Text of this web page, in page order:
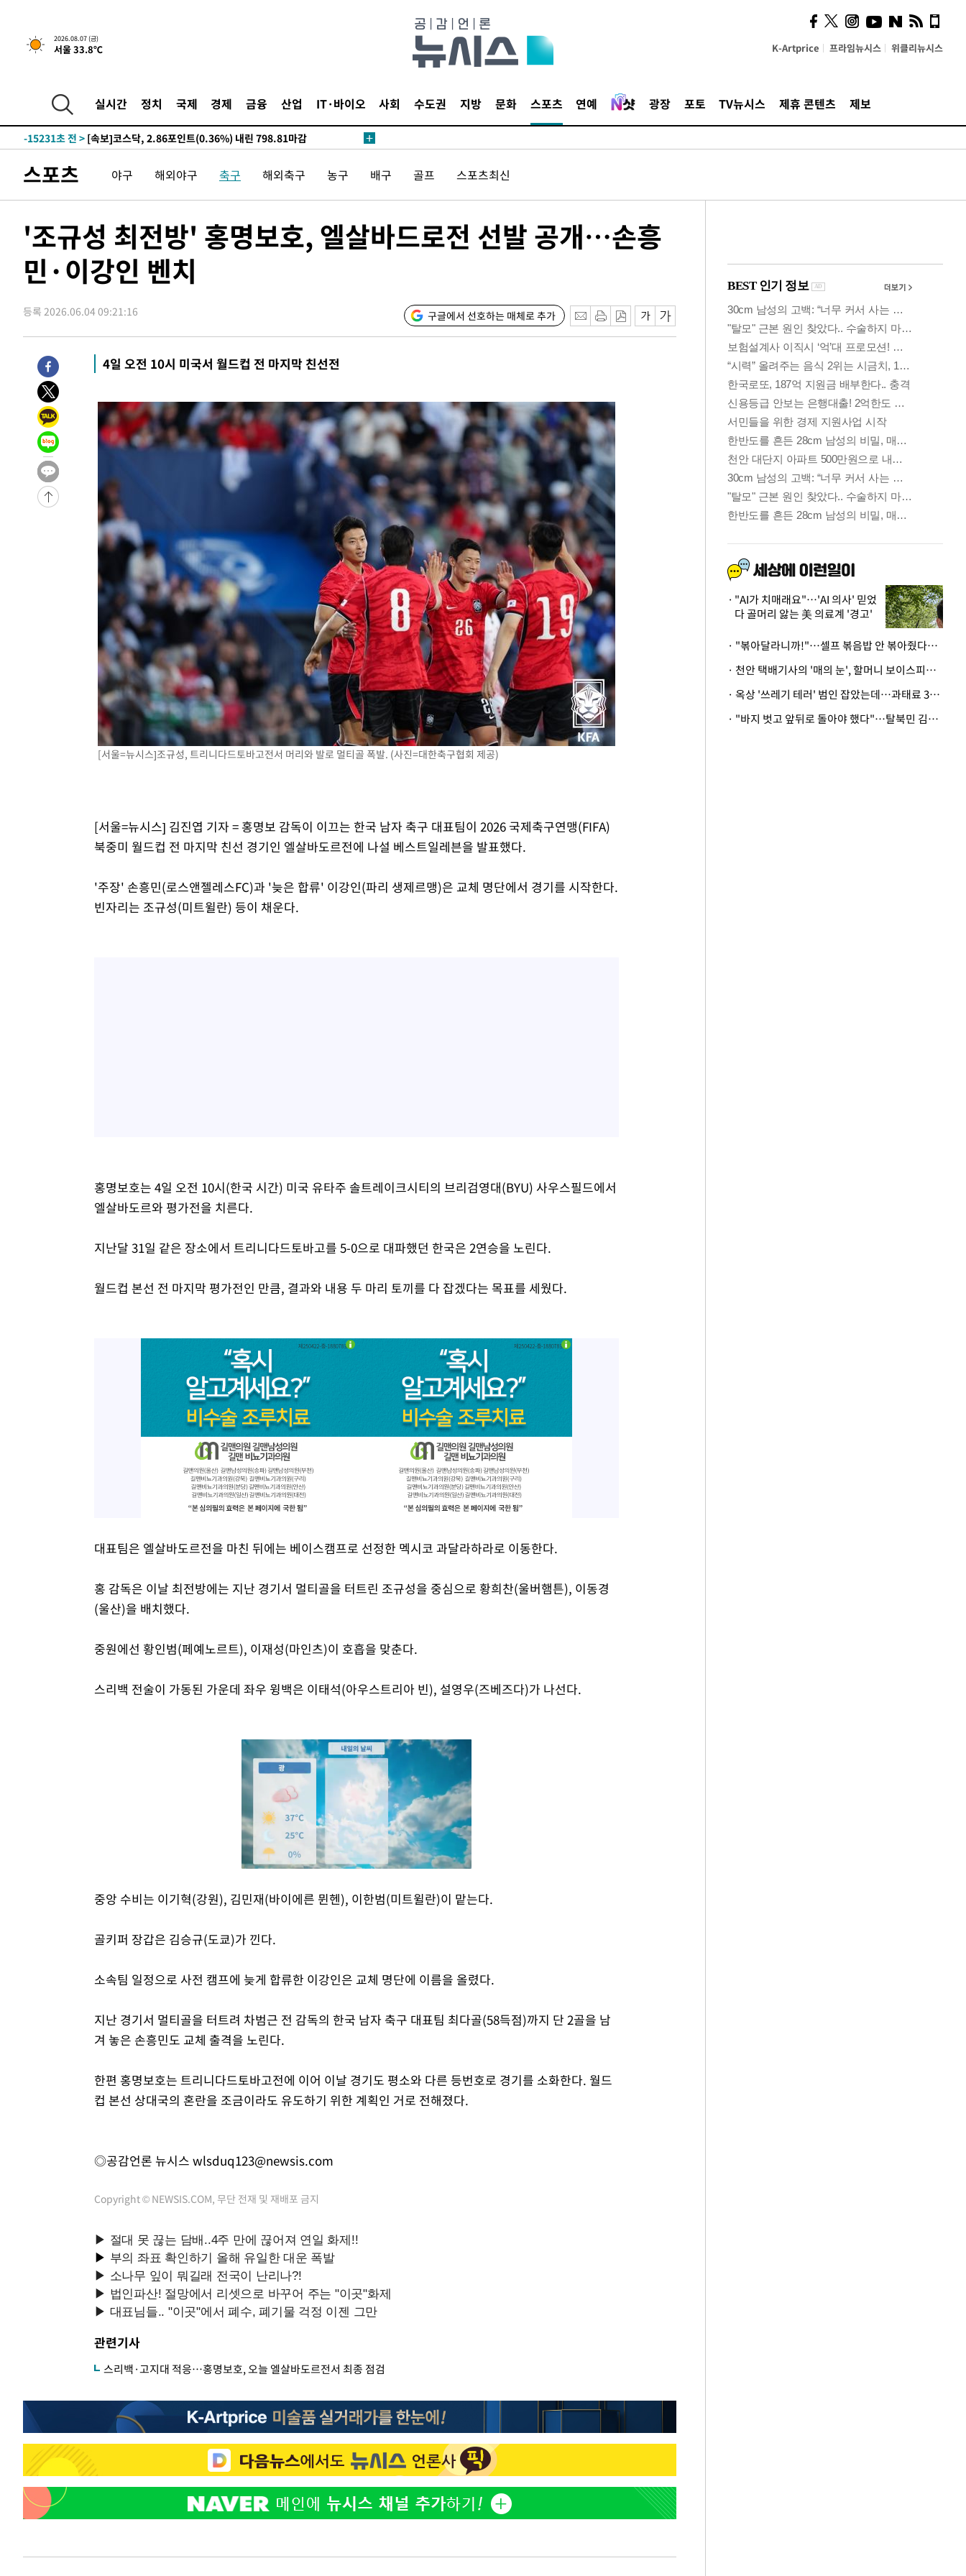
2026.08.07 (금)
서울 33.8℃ K-Artprice 프라임뉴시스 위클리뉴시스
실시간 정치 국제 경제 금융 산업 IT·바이오 사회 수도권 지방 문화 스포츠 연예 광장 포토 TV뉴시스 제휴 콘텐츠 제보
선포
-23111초 전 >[단독]중수청 지원 검사들, 정원 초과 시 낮은 계급 임용…희망지 못
갈 수도
-21082초 전 >낮 최고 37도 찜통더위…곳곳 소나기·강원 많은 비[내일날씨]
-16244초 전 >
여자배구 이재영·이다영 자매, 아제르바이잔 투란VC 입단
-15497초 전 >
-15231초 전 > [속보]코스닥, 2.86포인트(0.36%) 내린 798.81마감
-15164초 전 >
[속보]원·달러 환율, 7.7원 내린 1416.1원 마감
-15053초 전 >[속보] 노원서 40.1도 관측…서울, 2018년 이후 첫 40도
-11016초 전 >외신들도 주목한 韓축구 파문…"국민적 공분에 수사 재개"
-10987초 전 >11시간 압수수색에 성접대 파문까지…'쑥대밭' 된 축구협회
-10009초 전 >
[속보]규제합리화위원회 부위원장에 김태유 서울대 공대 교수…이
-1692초 전 >[속보] 7월 중국 수출 23.9%↑ 수입 27.5%↑…무역총액 25.3%↑
19분 전 >[속보]'채상병 순직 책임' 임성근, 항소심도 징역 3년
21분 전 >
[속보]종합특검, '관저이전 봐주기 감사' 유병호 구속기소
-31636초 전 >
운드는 임시"
-23204초 전 >
"낮 기온 소폭 하락"…수도권 폭염중대경보, 폭염경보로 하향
-23168초 전 >
[속보]이 대통령, '호우피해' 안동·의성 관할 4개 면 특별재난지역
선포
-23131초 전 >
[단독]중수청 지원 검사들, 정원 초과 시 낮은 계급 임용…희망지 못
갈 수도
-21102초 전 >
낮 최고 37도 찜통더위…곳곳 소나기·강원 많은 비[내일날씨]
-19408초 전 >
SK하이닉스, 용인·청주 팹에 54조 투자…"AI 메모리 수요 선제 대
응"
-16264초 전 >
여자배구 이재영·이다영 자매, 아제르바이잔 투란VC 입단
외국인 심판 성 접대 7경기 들여다보니…한국 축구 '5승 2무'
[속보]코스닥, 2.86포인트(0.36%) 내린 798.81마감
[속보]코스피, 6200선 약보합…0.60% 내린 6258.77에 마쳐
[속보]원·달러 환율, 7.7원 내린 1416.1원 마감
[속보] 노원서 40.1도 관측…서울, 2018년 이후 첫 40도
[속보]종합특검, '계엄 수용공간 확보' 신용해 前교정본부장 기소
외신들도 주목한 韓축구 파문…"국민적 공분에 수사 재개"
11시간 압수수색에 성접대 파문까지…'쑥대밭' 된 축구협회
[속보]규제합리화위원회 부위원장에 김태유 서울대 공대 교수…이
[속보]국힘 윤리위, '돌려차기 발언' 진종오·서범수 징계 절차 개시
[속보] 7월 중국 수출 23.9%↑ 수입 27.5%↑…무역총액 25.3%↑
[속보]'채상병 순직 책임' 임성근, 항소심도 징역 3년
[속보]종합특검, '관저이전 봐주기 감사' 유병호 구속기소
스포츠 야구 해외야구 축구 해외축구 농구 배구 골프 스포츠최신
'조규성 최전방' 홍명보호, 엘살바드로전 선발 공개…손흥
민·이강인 벤치
등록 2026.06.04 09:21:16 구글에서 선호하는 매체로 추가
4일 오전 10시 미국서 월드컵 전 마지막 친선전
[서울=뉴시스]조규성, 트리니다드토바고전서 머리와 발로 멀티골 폭발. (사진=대한축구협회 제공)
[서울=뉴시스] 김진엽 기자 = 홍명보 감독이 이끄는 한국 남자 축구 대표팀이 2026 국제축구연맹(FIFA)
북중미 월드컵 전 마지막 친선 경기인 엘살바도르전에 나설 베스트일레븐을 발표했다.
'주장' 손흥민(로스앤젤레스FC)과 '늦은 합류' 이강인(파리 생제르맹)은 교체 명단에서 경기를 시작한다.
빈자리는 조규성(미트윌란) 등이 채운다.
홍명보호는 4일 오전 10시(한국 시간) 미국 유타주 솔트레이크시티의 브리검영대(BYU) 사우스필드에서
엘살바도르와 평가전을 치른다.
지난달 31일 같은 장소에서 트리니다드토바고를 5-0으로 대파했던 한국은 2연승을 노린다.
월드컵 본선 전 마지막 평가전인 만큼, 결과와 내용 두 마리 토끼를 다 잡겠다는 목표를 세웠다.
대표팀은 엘살바도르전을 마친 뒤에는 베이스캠프로 선정한 멕시코 과달라하라로 이동한다.
홍 감독은 이날 최전방에는 지난 경기서 멀티골을 터트린 조규성을 중심으로 황희찬(울버햄튼), 이동경
(울산)을 배치했다.
중원에선 황인범(페예노르트), 이재성(마인츠)이 호흡을 맞춘다.
스리백 전술이 가동된 가운데 좌우 윙백은 이태석(아우스트리아 빈), 설영우(즈베즈다)가 나선다.
중앙 수비는 이기혁(강원), 김민재(바이에른 뮌헨), 이한범(미트윌란)이 맡는다.
골키퍼 장갑은 김승규(도쿄)가 낀다.
소속팀 일정으로 사전 캠프에 늦게 합류한 이강인은 교체 명단에 이름을 올렸다.
지난 경기서 멀티골을 터트려 차범근 전 감독의 한국 남자 축구 대표팀 최다골(58득점)까지 단 2골을 남
겨 놓은 손흥민도 교체 출격을 노린다.
한편 홍명보호는 트리니다드토바고전에 이어 이날 경기도 평소와 다른 등번호로 경기를 소화한다. 월드
컵 본선 상대국의 혼란을 조금이라도 유도하기 위한 계획인 거로 전해졌다.
◎공감언론 뉴시스 wlsduq123@newsis.com
Copyright © NEWSIS.COM, 무단 전재 및 재배포 금지
관련기사
스리백·고지대 적응…홍명보호, 오늘 엘살바도르전서 최종 점검
시, 스마트폰 액세서리에
NFC 더했다
"AI가 치매래요"…'AI 의사' 믿었
다 골머리 앓는 美 의료계 '경고'
· "볶아달라니까!"…셀프 볶음밥 안 볶아줬다고 사장 폭행한 손님
· 천안 택배기사의 '매의 눈', 할머니 보이스피싱 피해 막아
· 옥상 '쓰레기 테러' 범인 잡았는데…과태료 3만원 처분에 숙박업주 허탈
· "바지 벗고 앞뒤로 돌아야 했다"…탈북민 김서아, 기쁨조 검사 수치심 회상